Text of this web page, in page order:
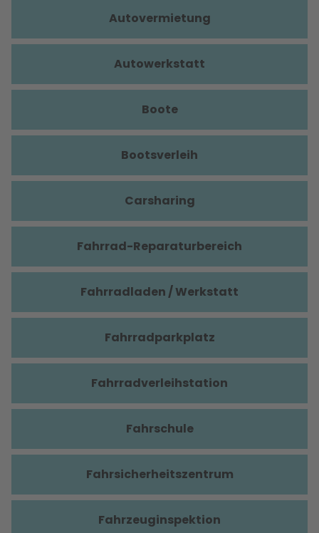
Autovermietung
Autowerkstatt
Boote
Bootsverleih
Carsharing
Fahrrad-Reparaturbereich
Fahrradladen / Werkstatt
Fahrradparkplatz
Fahrradverleihstation
Fahrschule
Fahrsicherheitszentrum
Fahrzeuginspektion